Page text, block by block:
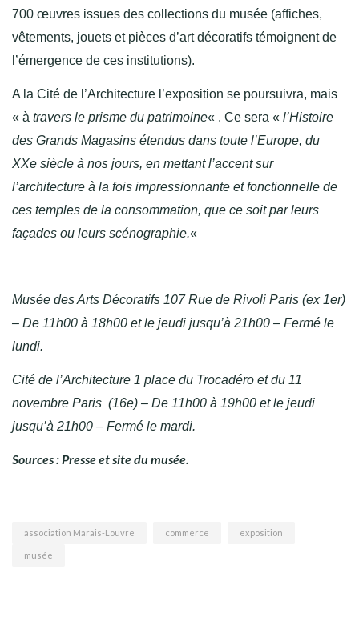
700 œuvres issues des collections du musée (affiches,
vêtements, jouets et pièces d’art décoratifs témoignent de
l’émergence de ces institutions).
A la Cité de l’Architecture l’exposition se poursuivra, mais
« à travers le prisme du patrimoine« . Ce sera « l’Histoire
des Grands Magasins étendus dans toute l’Europe, du
XXe siècle à nos jours, en mettant l’accent sur
l’architecture à la fois impressionnante et fonctionnelle de
ces temples de la consommation, que ce soit par leurs
façades ou leurs scénographie.«
Musée des Arts Décoratifs 107 Rue de Rivoli Paris (ex 1er)
– De 11h00 à 18h00 et le jeudi jusqu’à 21h00 – Fermé le
lundi.
Cité de l’Architecture 1 place du Trocadéro et du 11
novembre Paris (16e) – De 11h00 à 19h00 et le jeudi
jusqu’à 21h00 – Fermé le mardi.
Sources : Presse et site du musée.
association Marais-Louvre commerce exposition
musée